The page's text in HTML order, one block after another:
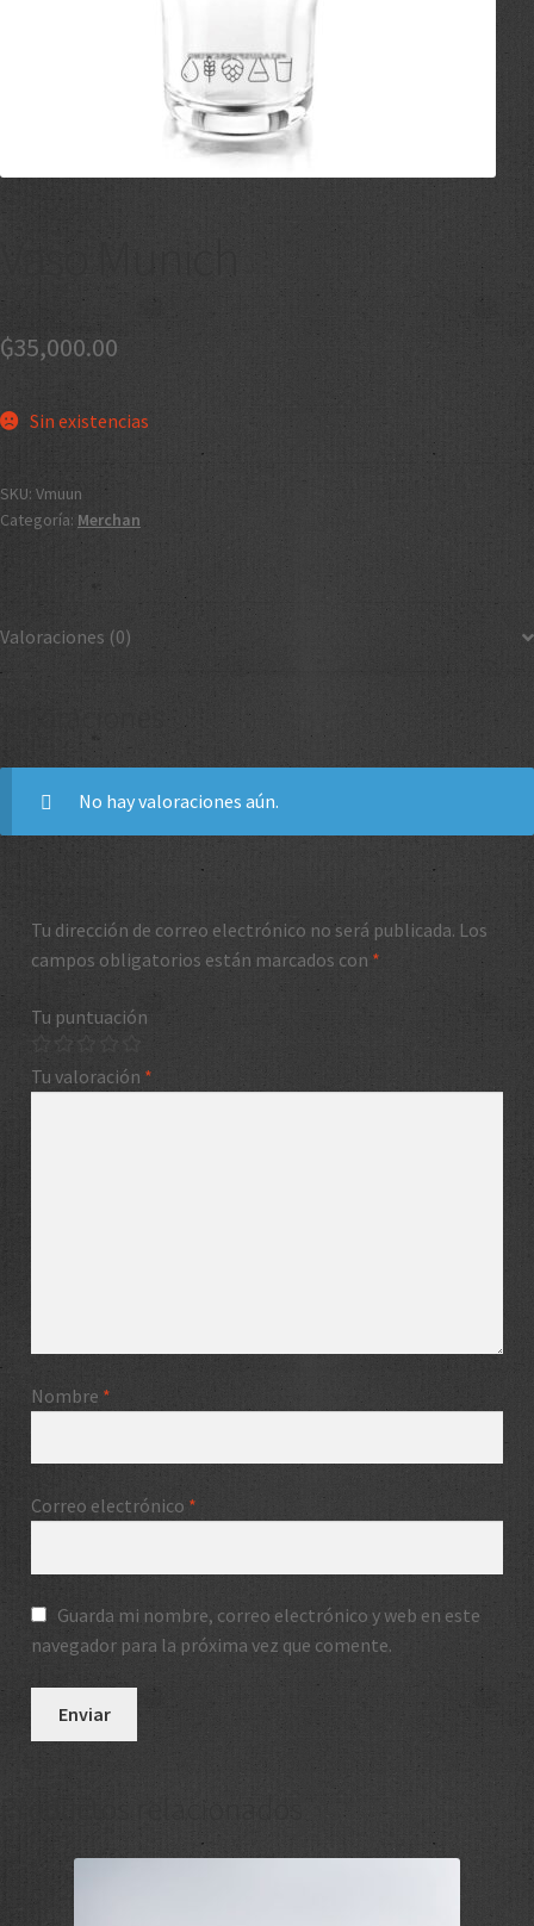
Vaso Munich
₲35,000.00
Sin existencias
SKU: Vmuun
Categoría: Merchan
Valoraciones (0)
No hay valoraciones aún.
Tu dirección de correo electrónico no será publicada. Los
campos obligatorios están marcados con *
Tu puntuación
Tu valoración *
Nombre *
Correo electrónico *
Guarda mi nombre, correo electrónico y web en este
navegador para la próxima vez que comente.